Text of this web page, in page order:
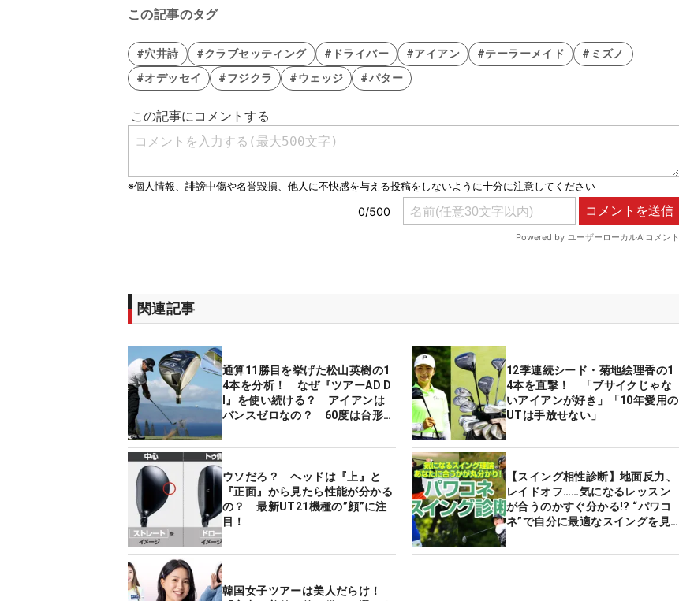
この記事のタグ
#穴井詩 #クラブセッティング #ドライバー #アイアン #テーラーメイド
#ミズノ
#オデッセイ
#フジクラ #ウェッジ #パター
関連記事
通算11勝目を挙げた松山英樹の1
4本を分析！ なぜ『ツアーAD D
I』を使い続ける？ アイアンは
バンスゼロなの？ 60度は台形ソ
12季連続シード・菊地絵理香の1
4本を直撃！ 「ブサイクじゃな
いアイアンが好き」「10年愛用の
UTは手放せない」
ウソだろ？ ヘッドは『上』と
『正面』から見たら性能が分かる
の？ 最新UT21機種の”顔”に注
目！
【スイング相性診断】地面反力、
レイドオフ……気になるレッスン
が合うのかすぐ分かる!? “パワコ
ネ”で自分に最適なスイングを見
韓国女子ツアーは美人だらけ！